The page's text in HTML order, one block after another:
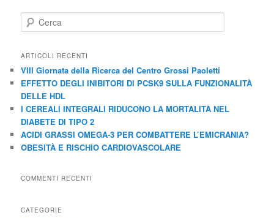
e
c
ARTICOLI RECENTI
VIII Giornata della Ricerca del Centro Grossi Paoletti
EFFETTO DEGLI INIBITORI DI PCSK9 SULLA FUNZIONALITÀ
DELLE HDL
I CEREALI INTEGRALI RIDUCONO LA MORTALITÀ NEL
DIABETE DI TIPO 2
ACIDI GRASSI OMEGA-3 PER COMBATTERE L’EMICRANIA?
OBESITÀ E RISCHIO CARDIOVASCOLARE
COMMENTI RECENTI
CATEGORIE